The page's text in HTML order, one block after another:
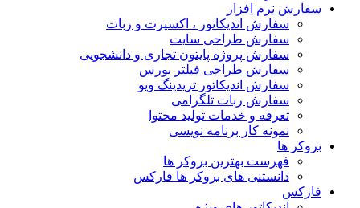
سفارش نرم افزار
سفارش اندیکاتور ، اکسپرت و ربات
سفارش طراحی سایت
سفارش پروژه پایتون تجاری و دانشجویی
سفارش طراحی فیلتر بورس
سفارش اندیکاتور تریدینگ ویو
سفارش ربات تلگرامی
تعرفه و خدمات تولید محتوا
نمونه کار برنامه نویسی
بروکر ها
فهرست بهترین بروکر ها
دانستنی های بروکر ها فارکس
فارکس